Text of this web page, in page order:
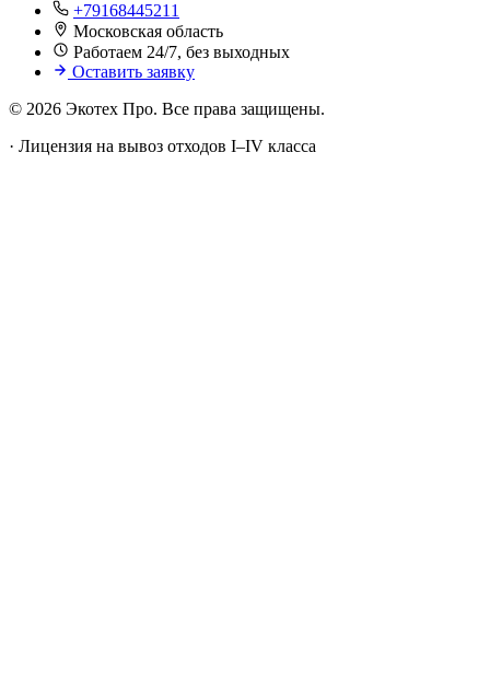
+79168445211
Московская область
Работаем 24/7, без выходных
Оставить заявку
© 2026 Экотех Про. Все права защищены.
· Лицензия на вывоз отходов I–IV класса